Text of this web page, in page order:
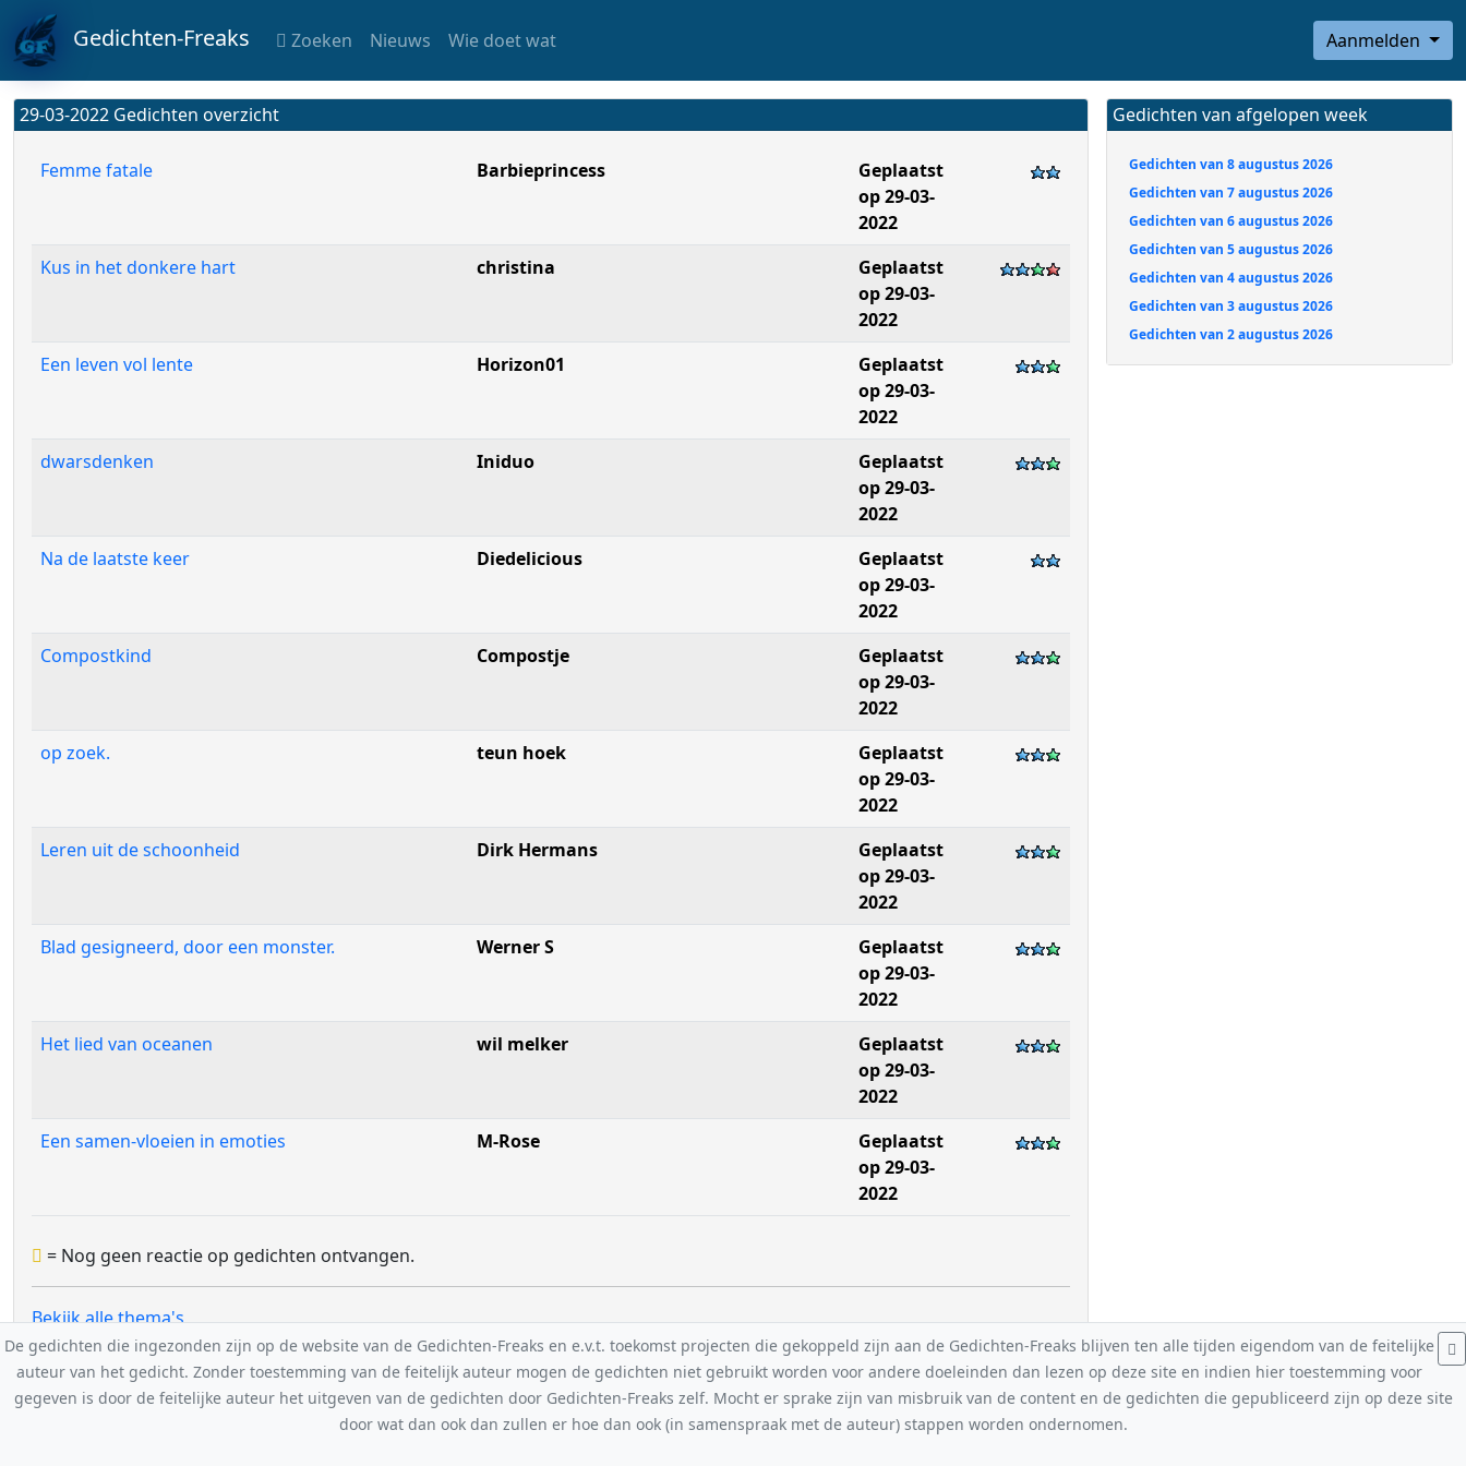
Gedichten-Freaks Zoeken Nieuws Wie doet wat Aanmelden
29-03-2022 Gedichten overzicht
Femme fatale Barbieprincess
Geplaatst
op 29-03-
2022
Kus in het donkere hart
christina
Geplaatst
op 29-03-
2022
Een leven vol lente
Horizon01
Geplaatst
op 29-03-
2022
dwarsdenken
Iniduo
Geplaatst
op 29-03-
2022
Na de laatste keer
Diedelicious
Geplaatst
op 29-03-
2022
Compostkind
Compostje
Geplaatst
op 29-03-
2022
op zoek.
teun hoek
Geplaatst
op 29-03-
2022
Leren uit de schoonheid
Dirk Hermans
Geplaatst
op 29-03-
2022
Blad gesigneerd, door een monster.
Werner S
Geplaatst
op 29-03-
2022
Het lied van oceanen
wil melker
Geplaatst
op 29-03-
2022
Een samen-vloeien in emoties
M-Rose
Geplaatst
op 29-03-
2022
= Nog geen reactie op gedichten ontvangen.
Bekijk alle thema's
Gedichten van afgelopen week
Gedichten van 8 augustus 2026
Gedichten van 7 augustus 2026
Gedichten van 6 augustus 2026
Gedichten van 5 augustus 2026
Gedichten van 4 augustus 2026
Gedichten van 3 augustus 2026
Gedichten van 2 augustus 2026
De gedichten die ingezonden zijn op de website van de Gedichten-Freaks en e.v.t. toekomst projecten die gekoppeld zijn aan de Gedichten-Freaks blijven ten alle tijden eigendom van de feitelijke
auteur van het gedicht. Zonder toestemming van de feitelijk auteur mogen de gedichten niet gebruikt worden voor andere doeleinden dan lezen op deze site en indien hier toestemming voor
gegeven is door de feitelijke auteur het uitgeven van de gedichten door Gedichten-Freaks zelf. Mocht er sprake zijn van misbruik van de content en de gedichten die gepubliceerd zijn op deze site
door wat dan ook dan zullen er hoe dan ook (in samenspraak met de auteur) stappen worden ondernomen.